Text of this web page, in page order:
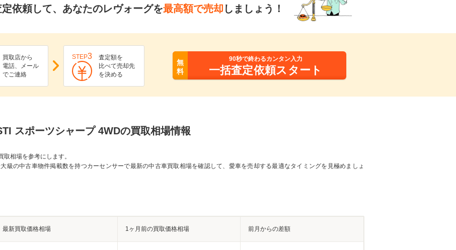
依頼して、あなたのレヴォーグを最高額で売却 しましょう！
買取店から
電話、メール
でご連絡
STEP3
査定額を
比べて売却先
を決める
無
料
90秒で終わるカンタン入力
一括査定依頼スタート
スポーツシャープ 4WDの買取相場情報
相場を参考にします。
級の中古車物件掲載数を持つカーセンサーで最新の中古車買取相場を確認して、愛車を売却する最適なタイミングを見極めましょ
最新買取価格相場 1ヶ月前の買取価格相場 前月からの差額